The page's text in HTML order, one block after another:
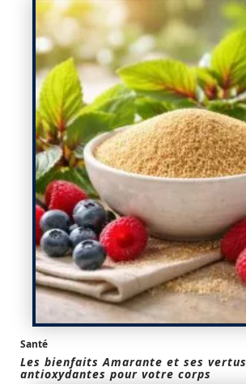
Santé
Les bienfaits Amarante et ses vertus
antioxydantes pour votre corps